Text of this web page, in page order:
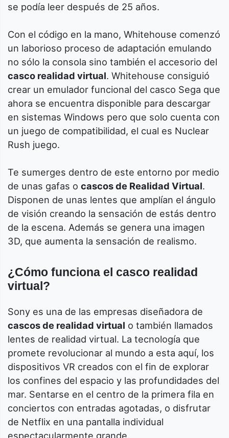
se podía leer después de 25 años.
Con el código en la mano, Whitehouse comenzó
un laborioso proceso de adaptación emulando
no sólo la consola sino también el accesorio del
casco realidad virtual. Whitehouse consiguió
crear un emulador funcional del casco Sega que
ahora se encuentra disponible para descargar
en sistemas Windows pero que solo cuenta con
un juego de compatibilidad, el cual es Nuclear
Rush juego.
Te sumerges dentro de este entorno por medio
de unas gafas o cascos de Realidad Virtual.
Disponen de unas lentes que amplían el ángulo
de visión creando la sensación de estás dentro
de la escena. Además se genera una imagen
3D, que aumenta la sensación de realismo.
¿Cómo funciona el casco realidad
virtual?
Sony es una de las empresas diseñadora de
cascos de realidad virtual o también llamados
lentes de realidad virtual. La tecnología que
promete revolucionar al mundo a esta aquí, los
dispositivos VR creados con el fin de explorar
los confines del espacio y las profundidades del
mar. Sentarse en el centro de la primera fila en
conciertos con entradas agotadas, o disfrutar
de Netflix en una pantalla individual
espectacularmente grande.